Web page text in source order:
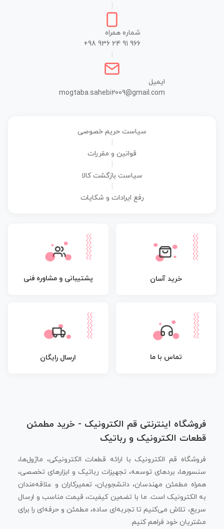
شماره همراه
+98 936 24 91 966
ایمیل
mogtaba.sahebi2009@gmail.com
سیاست حریم خصوصی
قوانین و مقررات
سیاست بازگشت کالا
رفع ایرادات و شکایات
خرید آسان پشتیبانی و مشاوره فنی
تماس با ما ارسال رایگان
فروشگاه اینترنتی قم الکترونیک - خرید مطمئن
قطعات الکترونیک و رباتیک
فروشگاه قم الکترونیک با ارائه قطعات الکترونیکی، ماژول‌ها،
سنسورها، بردهای توسعه، تجهیزات رباتیک و ابزارهای تخصصی،
همراه مطمئن مهندسان، دانشجویان، تعمیرکاران و علاقه‌مندان
به الکترونیک است. ما با تضمین کیفیت، قیمت مناسب و ارسال
سریع، تلاش می‌کنیم تا تجربه‌ای ساده، مطمئن و حرفه‌ای را برای
مشتریان خود فراهم کنیم.